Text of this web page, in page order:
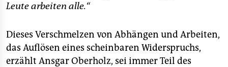
Leute arbeiten alle.“
Dieses Verschmelzen von Abhängen und Arbeiten,
das Auflösen eines scheinbaren Widerspruchs,
erzählt Ansgar Oberholz, sei immer Teil des